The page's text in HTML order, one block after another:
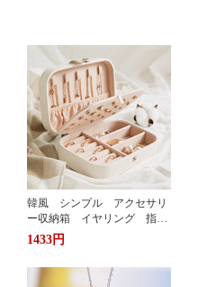
韓風 シンプル アクセサリ
ー収納箱 イヤリング 指
輪 多機能 アクセサリーボ
ックス ジュエリーケース ジ
ュエリーボックス 持ち運び
携帯用 コンパクト 持ちやす
1433円